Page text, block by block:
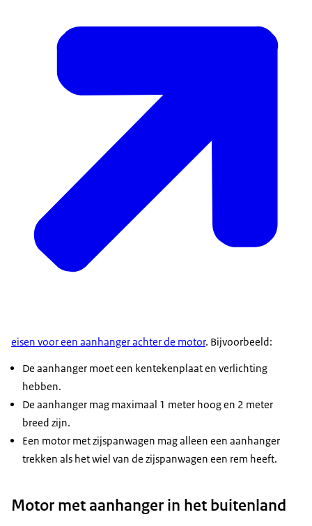
eisen voor een aanhanger achter de motor. Bijvoorbeeld:
De aanhanger moet een kentekenplaat en verlichting
hebben.
De aanhanger mag maximaal 1 meter hoog en 2 meter
breed zijn.
Een motor met zijspanwagen mag alleen een aanhanger
trekken als het wiel van de zijspanwagen een rem heeft.
Motor met aanhanger in het buitenland